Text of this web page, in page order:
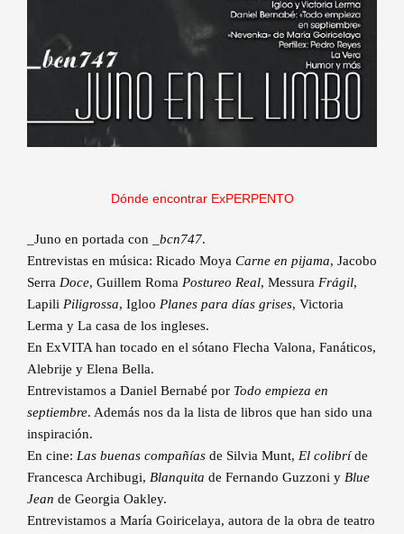
Dónde encontrar ExPERPENTO
_Juno en portada con _bcn747.
Entrevistas en música: Ricado Moya Carne en pijama, Jacobo
Serra Doce, Guillem Roma Postureo Real, Messura Frágil,
Lapili Piligrossa, Igloo Planes para días grises, Victoria
Lerma y La casa de los ingleses.
En ExVITA han tocado en el sótano Flecha Valona, Fanáticos,
Alebrije y Elena Bella.
Entrevistamos a Daniel Bernabé por Todo empieza en
septiembre. Además nos da la lista de libros que han sido una
inspiración.
En cine: Las buenas compañías de Silvia Munt, El colibríde
Francesca Archibugi, Blanquita de Fernando Guzzoni y Blue
Jean de Georgia Oakley.
Entrevistamos a María Goiricelaya, autora de la obra de teatro